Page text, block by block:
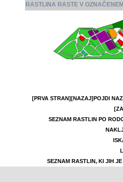
RASTLINA RASTE V
[PRVA STRAN][NAZAJ]POJDI
SEZNAM RASTLIN PO
SEZNAM RASTLIN, KI JIH